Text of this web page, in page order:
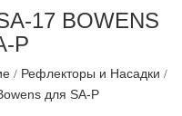
17 BOWENS
P
Рефлекторы и Насадки
для SA-P